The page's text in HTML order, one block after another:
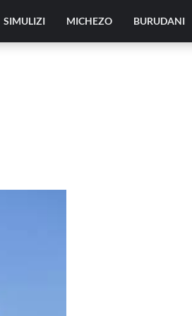
SIMULIZI MICHEZO BURUDANI